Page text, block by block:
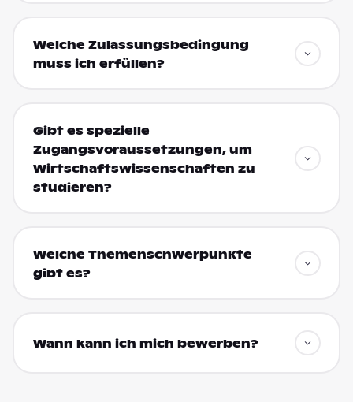
Welche Zulassungsbedingung
muss ich erfüllen?
Gibt es spezielle
Zugangsvoraussetzungen, um
Wirtschaftswissenschaften zu
studieren?
Welche Themenschwerpunkte
gibt es?
Wann kann ich mich bewerben?